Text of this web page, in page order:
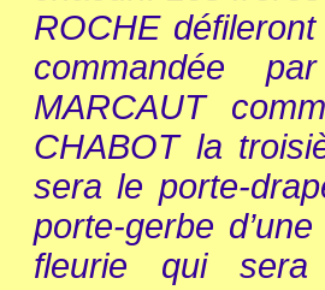
ROCHE
commandée
MARCAUT
CHABOT la
sera le porte-
porte-gerbe
fleurie qui